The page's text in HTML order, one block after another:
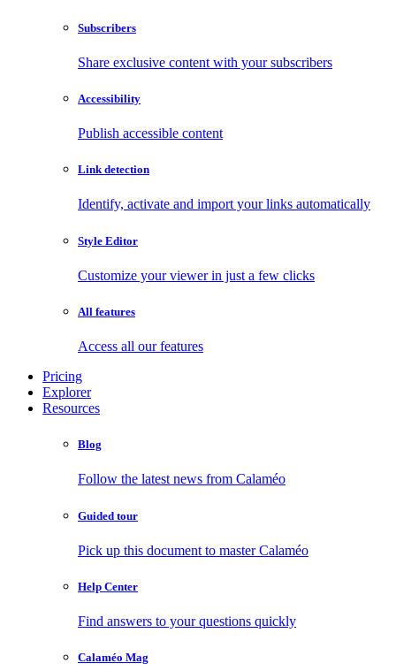
Subscribers
Share exclusive content with your subscribers
Accessibility
Publish accessible content
Link detection
Identify, activate and import your links automatically
Style Editor
Customize your viewer in just a few clicks
All features
Access all our features
Pricing
Explorer
Resources
Blog
Follow the latest news from Calaméo
Guided tour
Pick up this document to master Calaméo
Help Center
Find answers to your questions quickly
Calaméo Mag